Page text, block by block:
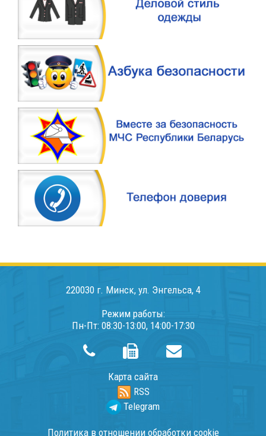
220030 г. Минск, ул. Энгельса, 4
Режим работы:
Пн-Пт: 08:30-13:00, 14:00-17:30
Карта сайта
RSS
Telegram
Политика в отношении обработки cookie